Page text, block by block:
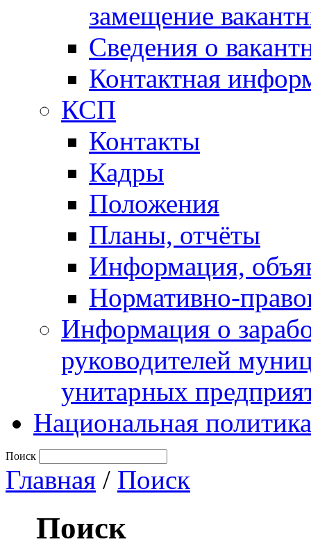
замещение
Сведения о
Контактная
КСП
Контакты
Кадры
Положения
Планы, отчёты
Информация,
Нормативно-
Информация о
руководителей
унитарных
Национальная политика
Поиск
Главная / Поиск
Поиск